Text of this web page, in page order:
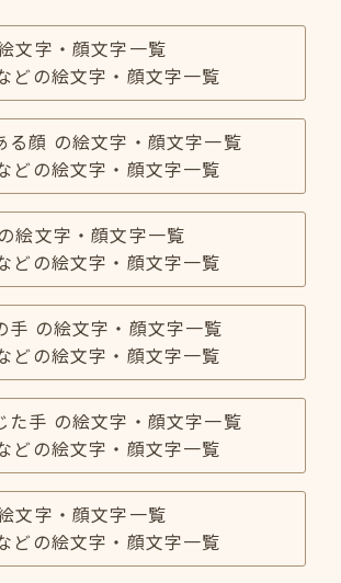
文字・顔文字一覧
どの絵文字・顔文字一覧
る顔 の絵文字・顔文字一覧
どの絵文字・顔文字一覧
絵文字・顔文字一覧
どの絵文字・顔文字一覧
手 の絵文字・顔文字一覧
どの絵文字・顔文字一覧
た手 の絵文字・顔文字一覧
どの絵文字・顔文字一覧
文字・顔文字一覧
どの絵文字・顔文字一覧